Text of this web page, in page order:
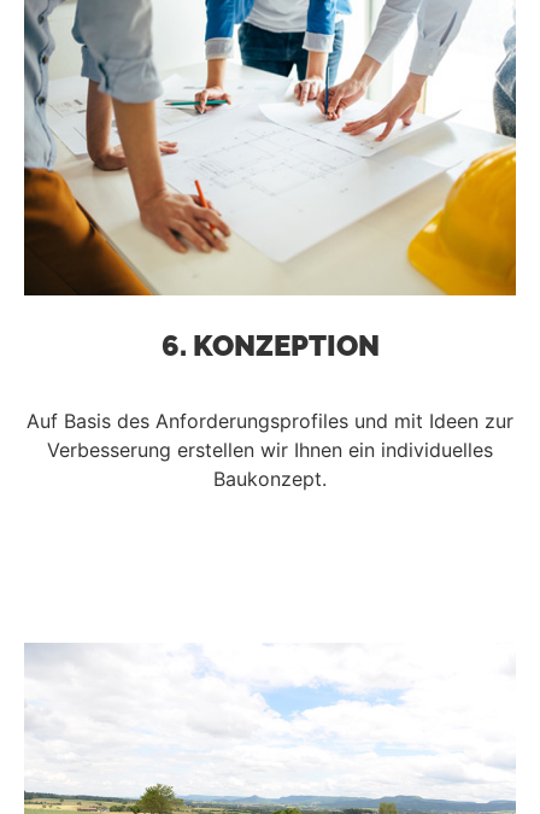
6. KONZEPTION
Auf Basis des Anforderungsprofiles und mit Ideen zur
Verbesserung erstellen wir Ihnen ein individuelles
Baukonzept.